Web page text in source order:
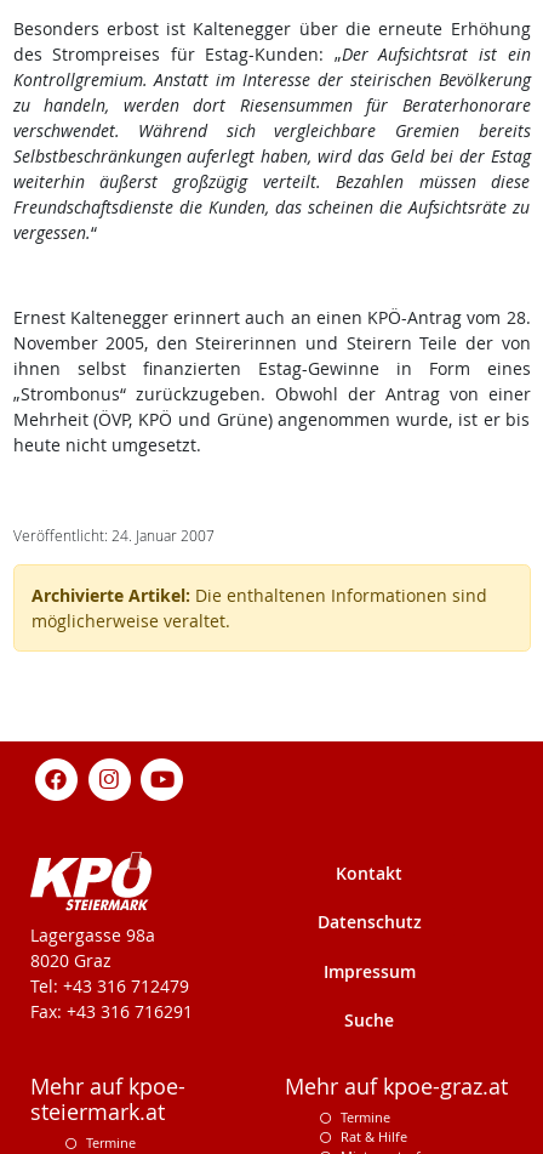
Besonders erbost ist Kaltenegger über die erneute Erhöhung
des Strompreises für Estag-Kunden: „Der Aufsichtsrat ist ein
Kontrollgremium. Anstatt im Interesse der steirischen Bevölkerung
zu handeln, werden dort Riesensummen für Beraterhonorare
verschwendet. Während sich vergleichbare Gremien bereits
Selbstbeschränkungen auferlegt haben, wird das Geld bei der Estag
weiterhin äußerst großzügig verteilt. Bezahlen müssen diese
Freundschaftsdienste die Kunden, das scheinen die Aufsichtsräte zu
vergessen.“
Ernest Kaltenegger erinnert auch an einen KPÖ-Antrag vom 28.
November 2005, den Steirerinnen und Steirern Teile der von
ihnen selbst finanzierten Estag-Gewinne in Form eines
„Strombonus“ zurückzugeben. Obwohl der Antrag von einer
Mehrheit (ÖVP, KPÖ und Grüne) angenommen wurde, ist er bis
heute nicht umgesetzt.
Veröffentlicht: 24. Januar 2007
Archivierte Artikel: Die enthaltenen Informationen sind
möglicherweise veraltet.
KPÖ-Steiermark
Lagergasse 98a
8020 Graz
Tel: +43 316 712479
Fax: +43 316 716291
Kontakt
Datenschutz
Impressum
Suche
Mehr auf kpoe-
steiermark.at
Termine
Mehr auf kpoe-graz.at
Termine
Rat & Hilfe